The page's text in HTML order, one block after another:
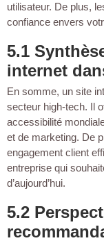
utilisateur. De plus,
confiance envers
5.1
internet
En somme, un site
secteur high-tech. Il
accessibilité
et de marketing. De
engagement client
entreprise qui
d’aujourd’hui.
5.2